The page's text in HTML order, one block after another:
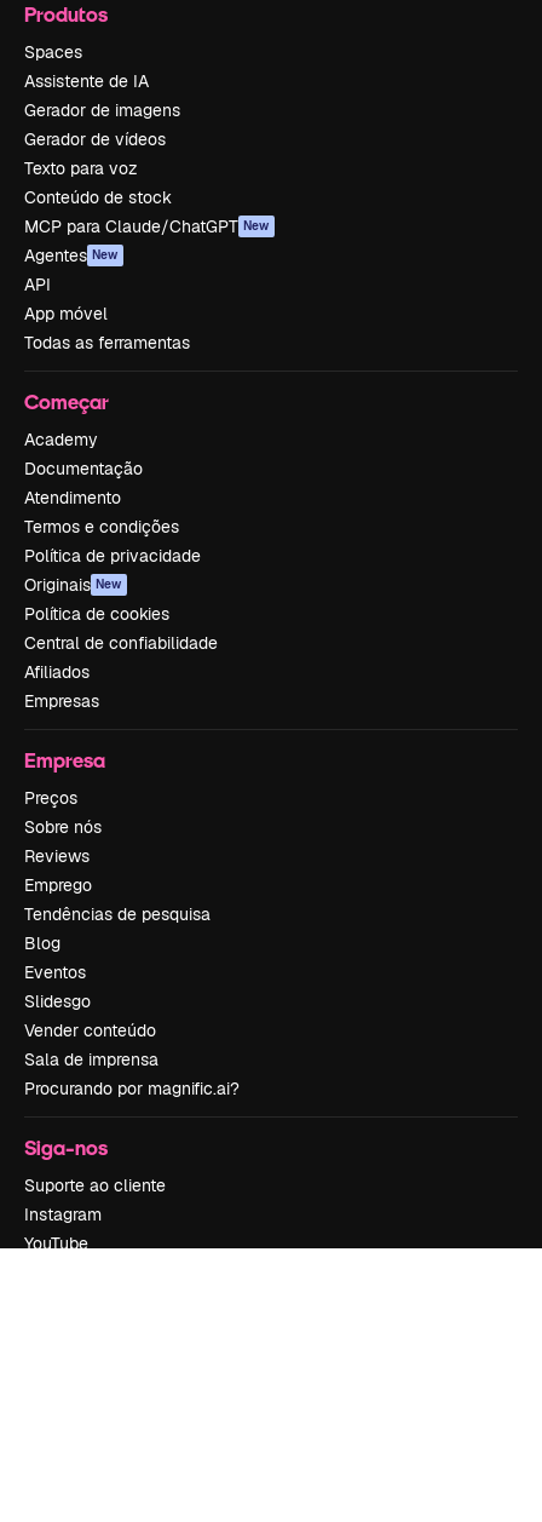
Produtos
Spaces
Assistente de IA
Gerador de imagens
Gerador de vídeos
Texto para voz
Conteúdo de stock
MCP para Claude/ChatGPT New
Agentes New
API
App móvel
Todas as ferramentas
Começar
Academy
Documentação
Atendimento
Termos e condições
Política de privacidade
Originais New
Política de cookies
Central de confiabilidade
Afiliados
Empresas
Empresa
Preços
Sobre nós
Reviews
Emprego
Tendências de pesquisa
Blog
Eventos
Slidesgo
Vender conteúdo
Sala de imprensa
Procurando por magnific.ai?
Siga-nos
Suporte ao cliente
Instagram
YouTube